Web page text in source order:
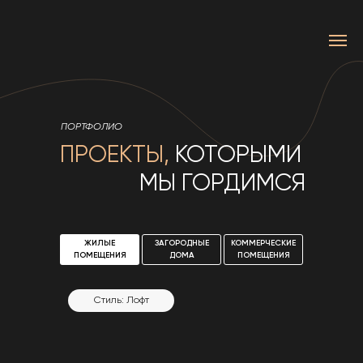
ПРОЕКТЫ, КОТОРЫМИ
ПОРТФОЛИО
МЫ ГОРДИМСЯ
Стиль: Лофт
ЖИЛЫЕ
ПОМЕЩЕНИЯ
ЗАГОРОДНЫЕ
ДОМА
КОММЕРЧЕСКИЕ
ПОМЕЩЕНИЯ
Стиль: Современный
ЖИЛЫЕ
ПОМЕЩЕНИЯ
ЗАГОРОДНЫЕ
ДОМА
КОММЕРЧЕСКИЕ
ПОМЕЩЕНИЯ
Стиль: Современный
ЖИЛЫЕ
ПОМЕЩЕНИЯ
ЗАГОРОДНЫЕ
ДОМА
КОММЕРЧЕСКИЕ
ПОМЕЩЕНИЯ